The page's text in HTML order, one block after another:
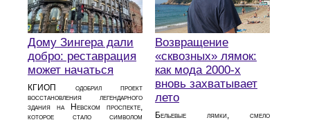
Дому Зингера дали
добро: реставрация
может начаться
КГИОП одобрил проект
восстановления легендарного
здания на Невском проспекте,
которое стало символом
Возвращение
«сквозных» лямок:
как мода 2000‑х
вновь захватывает
лето
Бельевые лямки, смело